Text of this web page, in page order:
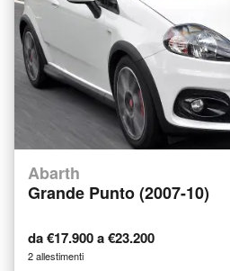
Abarth
Grande Punto (2007-10)
da €17.900 a €23.200
2 allestimenti